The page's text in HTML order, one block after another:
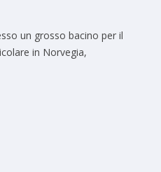
un grosso bacino per il
in Norvegia,